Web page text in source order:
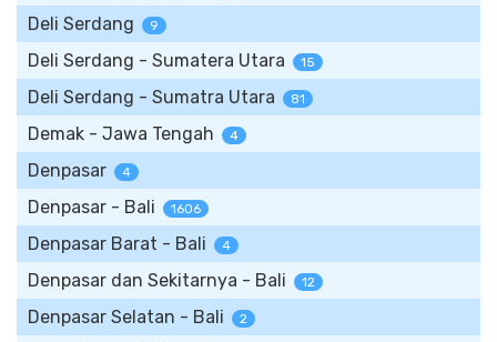
Deli Serdang 9
Deli Serdang - Sumatera Utara 15
Deli Serdang - Sumatra Utara 81
Demak - Jawa Tengah 4
Denpasar 4
Denpasar - Bali 1606
Denpasar Barat - Bali 4
Denpasar dan Sekitarnya - Bali 12
Denpasar Selatan - Bali 2